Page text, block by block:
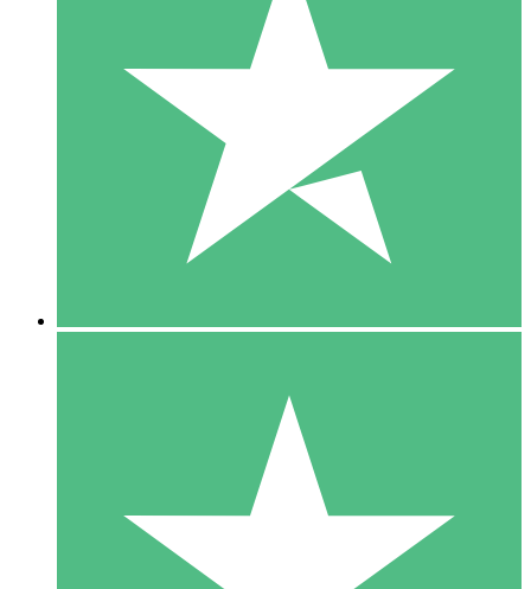
Individuella Kreditpaket
Betala per användning med nedladdningskrediter. Inget
1 Nedladdningar
10 00
10 Nedladdningar
20 00